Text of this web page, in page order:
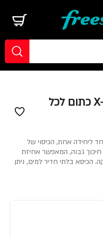
מושב X-SEAT KTM SOFT כתום לכל
ליחידה אחת, הכיסוי של
גבוה, המאפשר אחיזת
הכיסא בלתי חדיר למים, ניתן